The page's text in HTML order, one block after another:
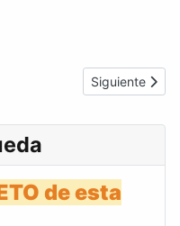
#25857 del
Artículo
Siguiente
de esta